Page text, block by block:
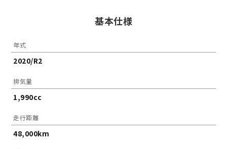
基本仕様
年式
2020/R2
排気量
1,990cc
走行距離
48,000km